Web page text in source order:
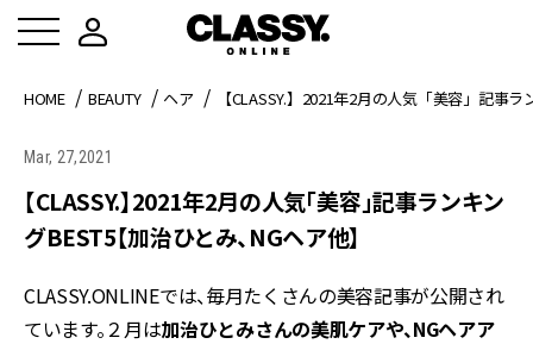
HOME BEAUTY ヘア 【CLASSY.】2021年2月の人気「美容」記事
Mar, 27,2021
【CLASSY.】2021年2月の人気「美容」記事ランキン
グBEST5【加治ひとみ、NGヘア他】
CLASSY.ONLINEでは、毎月たくさんの美容記事が公開され
ています。２月は加治ひとみさんの美肌ケアや、NGヘアア